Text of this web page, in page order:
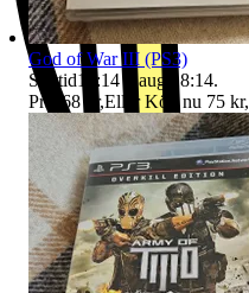
God of War III (PS3)
Sluttid18:14 9 aug 18:14.
Pris: 68 kr,Eller Köp nu 75 kr,